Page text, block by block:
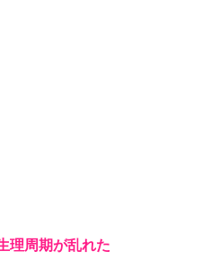
理周期が乱れた